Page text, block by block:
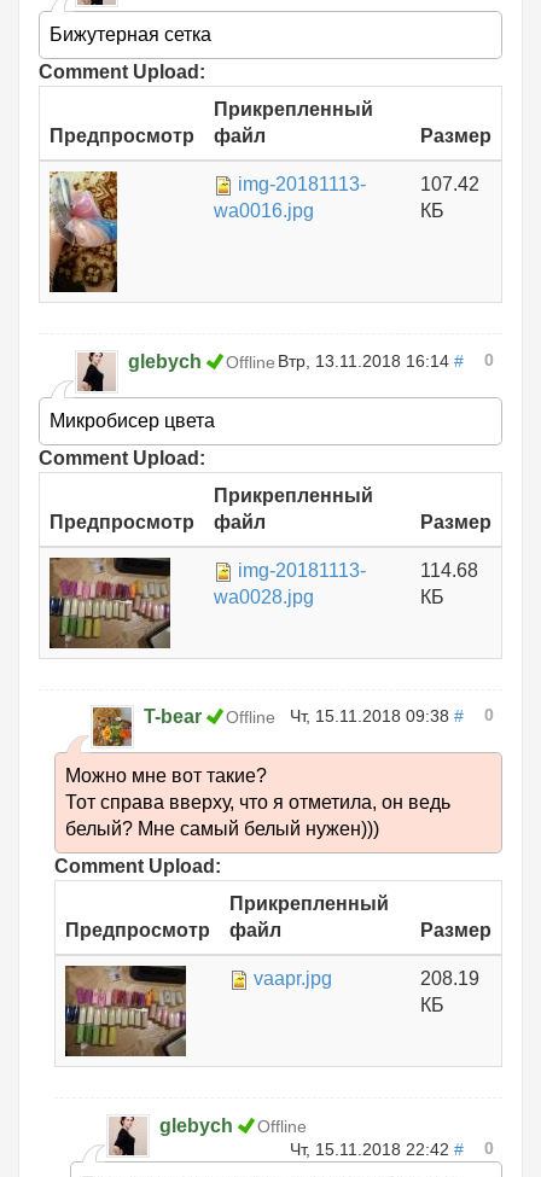
Бижутерная сетка
Comment Upload:
Предпросмотр
Прикрепленный
файл
Размер
img-20181113-
wa0016.jpg
107.42
КБ
glebych Offline Втр, 13.11.2018 16:14 # 0
Микробисер цвета
Comment Upload:
Предпросмотр
Прикрепленный
файл
Размер
img-20181113-
wa0028.jpg
114.68
КБ
T-bear Offline Чт, 15.11.2018 09:38 # 0
Можно мне вот такие?
Тот справа вверху, что я отметила, он ведь
белый? Мне самый белый нужен)))
Comment Upload:
Предпросмотр
Прикрепленный
файл
Размер
vaapr.jpg
208.19
КБ
glebych
Offline
Чт, 15.11.2018 22:42 # 0